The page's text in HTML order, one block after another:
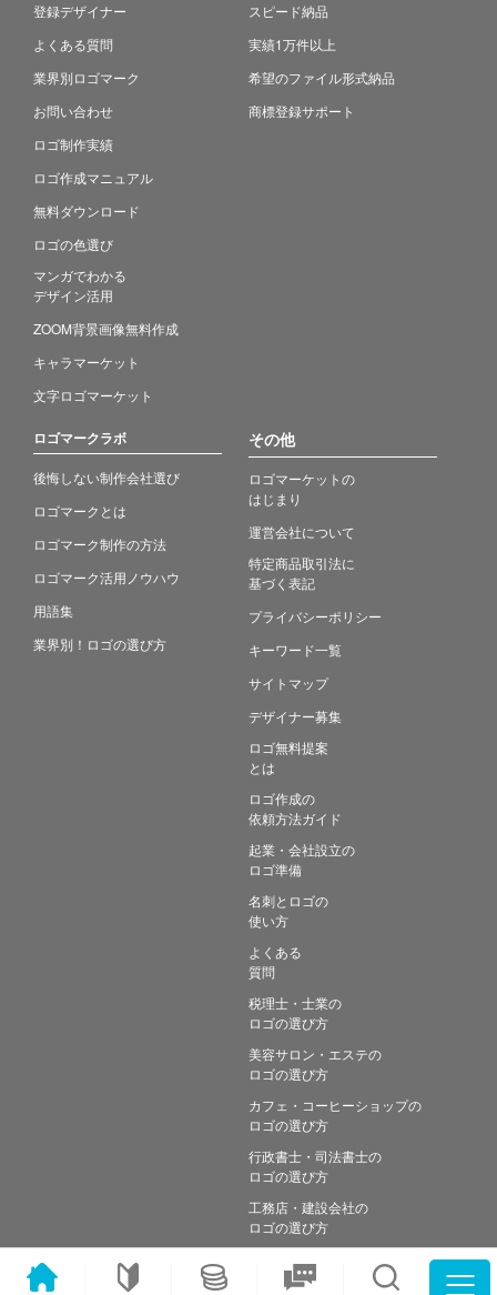
登録デザイナー
よくある質問
業界別ロゴマーク
お問い合わせ
ロゴ制作実績
ロゴ作成マニュアル
無料ダウンロード
ロゴの色選び
マンガでわかる
デザイン活用
ZOOM背景画像無料作成
キャラマーケット
文字ロゴマーケット
スピード納品
実績1万件以上
希望のファイル形式納品
商標登録サポート
ロゴマークラボ
後悔しない制作会社選び
ロゴマークとは
ロゴマーク制作の方法
ロゴマーク活用ノウハウ
用語集
業界別！ロゴの選び方
その他
ロゴマーケットの
はじまり
運営会社について
特定商品取引法に
基づく表記
プライバシーポリシー
キーワード一覧
サイトマップ
デザイナー募集
ロゴ無料提案
とは
ロゴ作成の
依頼方法ガイド
起業・会社設立の
ロゴ準備
名刺とロゴの
使い方
よくある
質問
税理士・士業の
ロゴの選び方
美容サロン・エステの
ロゴの選び方
カフェ・コーヒーショップの
ロゴの選び方
行政書士・司法書士の
ロゴの選び方
工務店・建設会社の
ロゴの選び方